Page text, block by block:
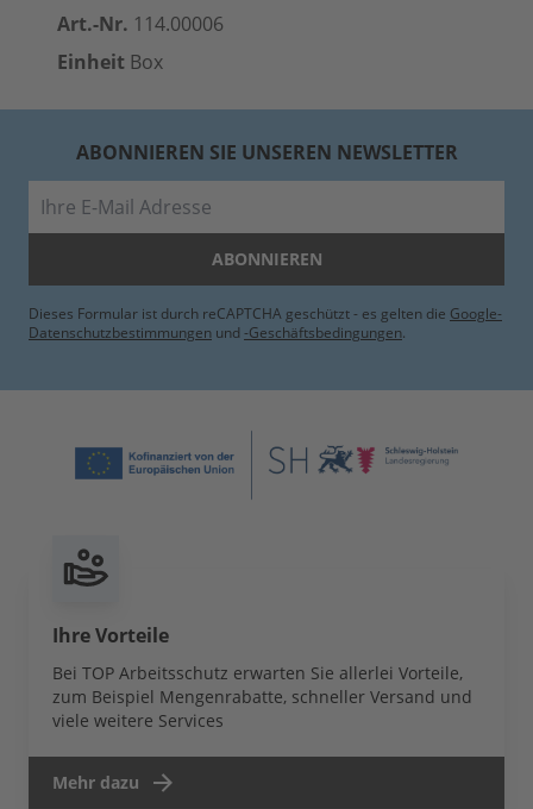
Art.-Nr. 114.00006
Einheit Box
ABONNIEREN SIE UNSEREN NEWSLETTER
ABONNIEREN
Dieses Formular ist durch reCAPTCHA geschützt - es gelten die Google-
Datenschutzbestimmungen und -Geschäftsbedingungen.
Ihre Vorteile
Bei TOP Arbeitsschutz erwarten Sie allerlei Vorteile,
zum Beispiel Mengenrabatte, schneller Versand und
viele weitere Services
Mehr dazu